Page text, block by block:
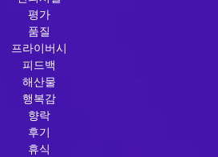
평가
품질
프라이버시
피드백
해산물
행복감
향락
후기
휴식